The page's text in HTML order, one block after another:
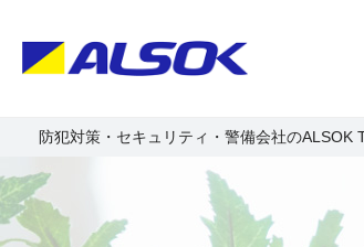
防犯対策・セキュリティ・警備会社のALSOK